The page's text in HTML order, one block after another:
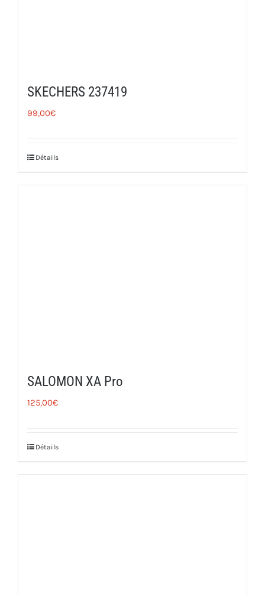
SKECHERS 237419
99,00€
Détails
SALOMON XA Pro
125,00€
Détails